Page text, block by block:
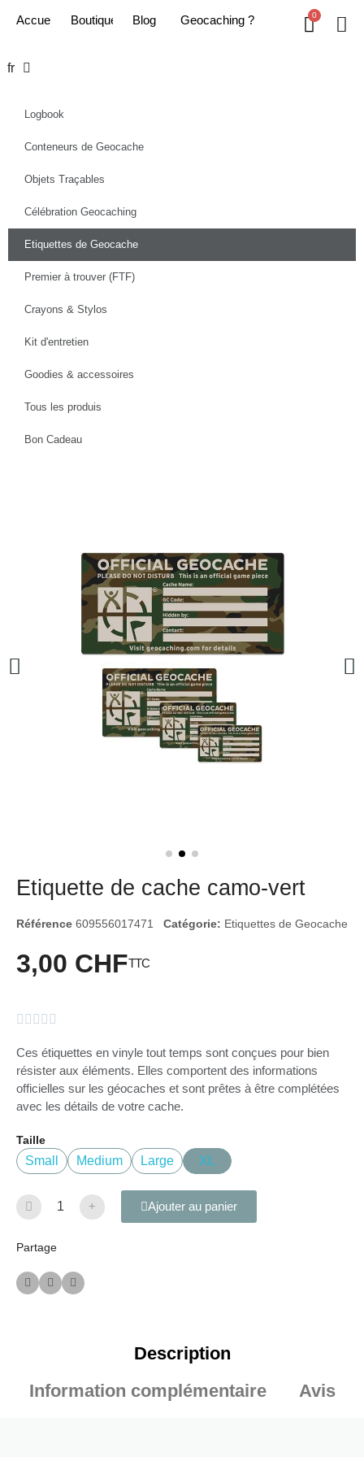
Accueil Boutique Blog Geoc​aching ?
fr
Logbook
Conteneurs de Geocache
Objets Traçables
Célébration Geocaching
Etiquettes de Geocache
Premier à trouver (FTF)
Crayons & Stylos
Kit d'entretien
Goodies & accessoires
Tous les produis
Bon Cadeau
Etiquette de cache camo-vert
Référence 609556017471 Catégorie: Etiquettes de Geocache
3,00 CHFTTC
    
Ces étiquettes en vinyle tout temps sont conçues pour bien
résister aux éléments. Elles comportent des informations
officielles sur les géocaches et sont prêtes à être complétées
avec les détails de votre cache.
Taille
Small Medium Large XL
Ajouter au panier
Partage
Description
Information complémentaire
Avis